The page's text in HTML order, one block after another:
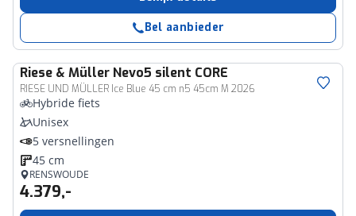
Bel aanbieder
Riese & Müller Nevo5 silent CORE
RIESE UND MÜLLER Ice Blue 45 cm n5 45cm M 2026
Hybride fiets
Unisex
5 versnellingen
45 cm
RENSWOUDE
4.379,-